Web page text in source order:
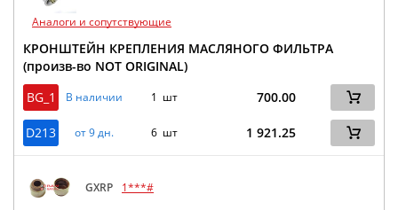
Аналоги и сопутствующие
КРОНШТЕЙН КРЕПЛЕНИЯ МАСЛЯНОГО ФИЛЬТРА
(произв-во NOT ORIGINAL)
BG_1
В наличии 1 шт 700.00
D213 от 9 дн. 6 шт 1 921.25
GXRP 1***#